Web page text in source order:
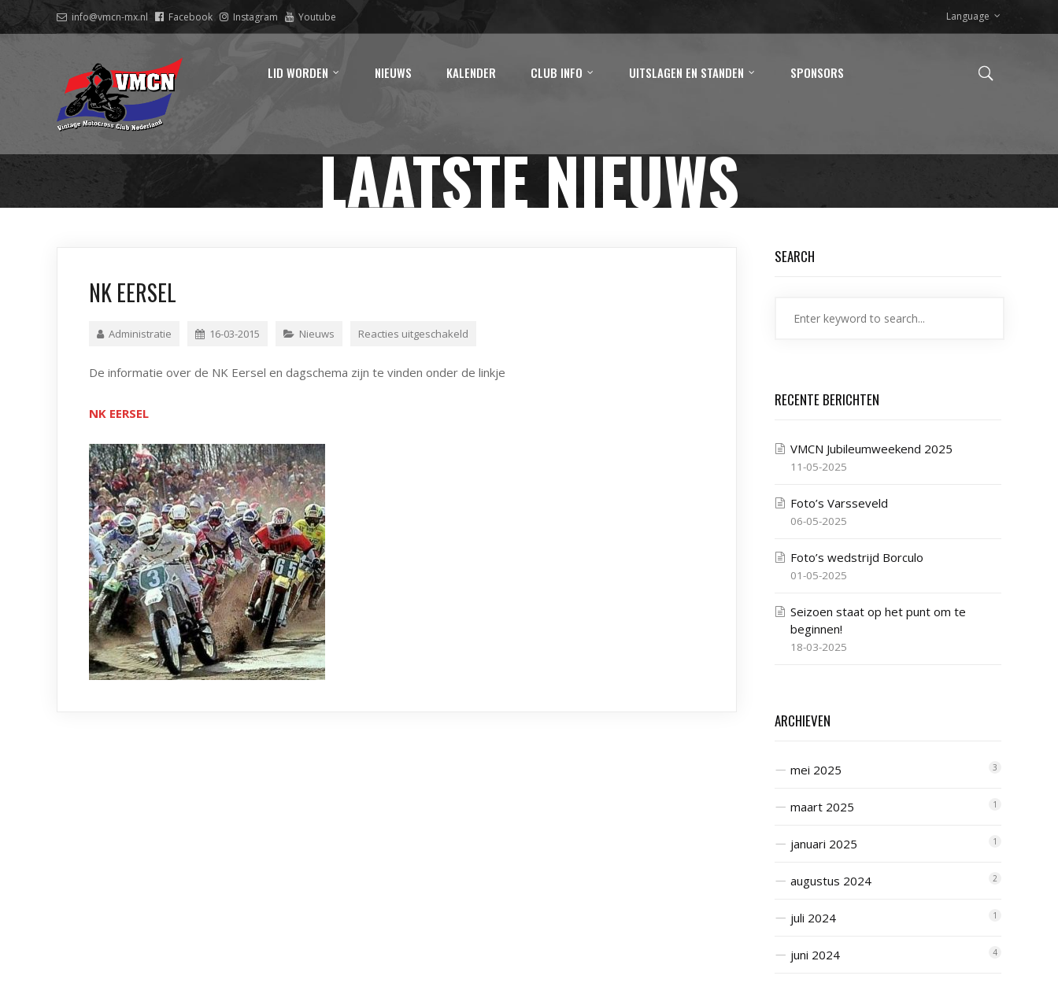
info@vmcn-mx.nl Facebook Instagram Youtube Language
LID WORDEN NIEUWS KALENDER CLUB INFO UITSLAGEN EN STANDEN SPONSORS
LAATSTE NIEUWS
NK EERSEL
Administratie 16-03-2015 Nieuws Reacties uitgeschakeld
De informatie over de NK Eersel en dagschema zijn te vinden onder de linkje
NK EERSEL
SEARCH
RECENTE BERICHTEN
VMCN Jubileumweekend 2025
11-05-2025
Foto’s Varsseveld
06-05-2025
Foto’s wedstrijd Borculo
01-05-2025
Seizoen staat op het punt om te
beginnen!
18-03-2025
ARCHIEVEN
mei 2025 3
maart 2025 1
januari 2025 1
augustus 2024 2
juli 2024 1
juni 2024 4